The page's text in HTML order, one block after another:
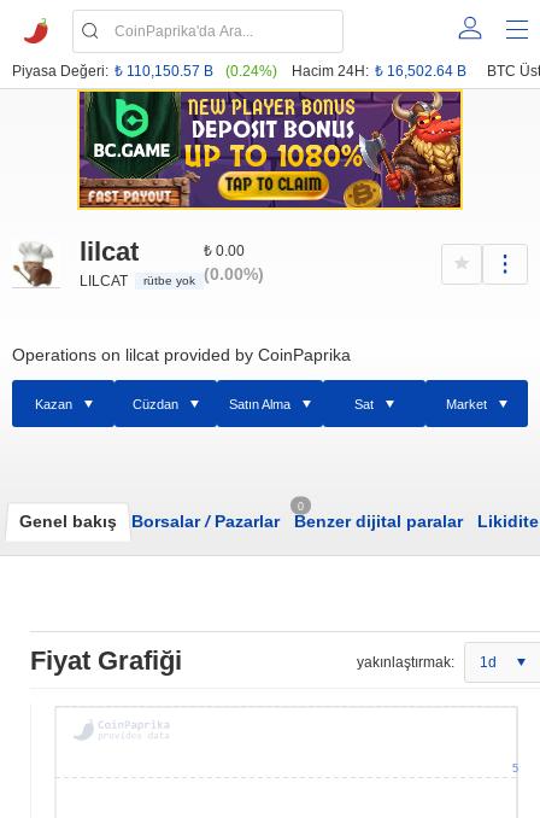
Piyasa Değeri: ₺ 110,150.57 B (0.24%) Hacim 24H: ₺ 16,502.64 B BTC
lilcat
LILCAT rütbe yok
₺ 0.00
(0.00%)
Operations on lilcat provided by CoinPaprika
Kazan Cüzdan Satın Alma Sat Market
Genel bakış Borsalar/Pazarlar
0
Benzer dijital paralar Likidite
Fiyat Grafiği yakınlaştırmak: 1d
5